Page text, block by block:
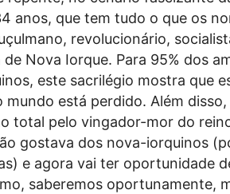
anos, que tem tudo o que os
revolucionário,
de Nova Iorque. Para 95% dos
este sacrilégio mostra que
mundo está perdido. Além
total pelo vingador-mor do
gostava dos nova-iorquinos
e agora vai ter oportunidade
saberemos oportunamente,